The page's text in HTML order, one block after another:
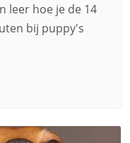
leer hoe je de 14
bij puppy's